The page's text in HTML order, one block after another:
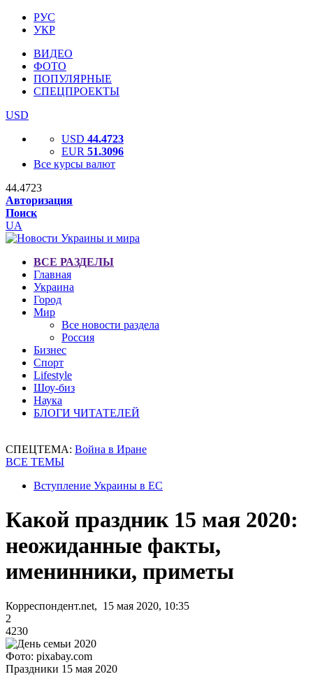
РУС
УКР
ВИДЕО
ФОТО
ПОПУЛЯРНЫЕ
СПЕЦПРОЕКТЫ
USD
USD 44.4723
EUR 51.3096
Все курсы валют
44.4723
Авторизация
Поиск
UA
ВСЕ РАЗДЕЛЫ
Главная
Украина
Город
Мир
Все новости раздела
Россия
Бизнес
Спорт
Lifestyle
Шоу-биз
Наука
БЛОГИ ЧИТАТЕЛЕЙ
СПЕЦТЕМА: Война в Иране
ВСЕ ТЕМЫ
Вступление Украины в ЕС
Какой праздник 15 мая 2020:
неожиданные факты,
именинники, приметы
Корреспондент.net, 15 мая 2020, 10:35
2
4230
Фото: pixabay.com
Праздники 15 мая 2020